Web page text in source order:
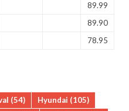
89.99
89.90
78.95
(54) Hyundai (105)